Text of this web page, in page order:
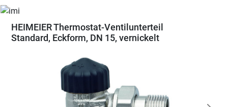
HEIMEIER Thermostat-Ventilunterteil
Standard, Eckform, DN 15, vernickelt